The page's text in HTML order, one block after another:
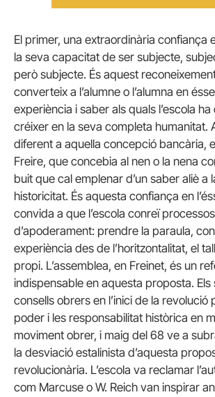
El primer, una extraordinària confiança
la seva capacitat de ser subjecte,
però subjecte. És aquest
converteix a l’alumne o l’alumna en
experiència i saber als quals l’escola ha
créixer en la seva completa humanitat.
diferent a aquella concepció bancària,
Freire, que concebia al nen o la nena
buit que cal emplenar d’un saber aliè a
historicitat. És aquesta confiança en
convida a que l’escola conreï processos
d’apoderament: prendre la paraula,
experiència des de l’horitzontalitat, el
propi. L’assemblea, en Freinet, és un
indispensable en aquesta proposta. Els
consells obrers en l’inici de la revolució
poder i les responsabilitat històrica en
moviment obrer, i maig del 68 ve a
la desviació estalinista d’aquesta
revolucionària. L’escola va reclamar
com Marcuse o W. Reich van inspirar